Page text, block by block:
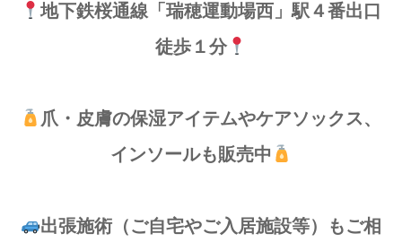
地下鉄桜通線「瑞穂運動場西」駅４番出口
徒歩１分
爪・皮膚の保湿アイテムやケアソックス、
インソールも販売中
出張施術（ご自宅やご入居施設等）もご相